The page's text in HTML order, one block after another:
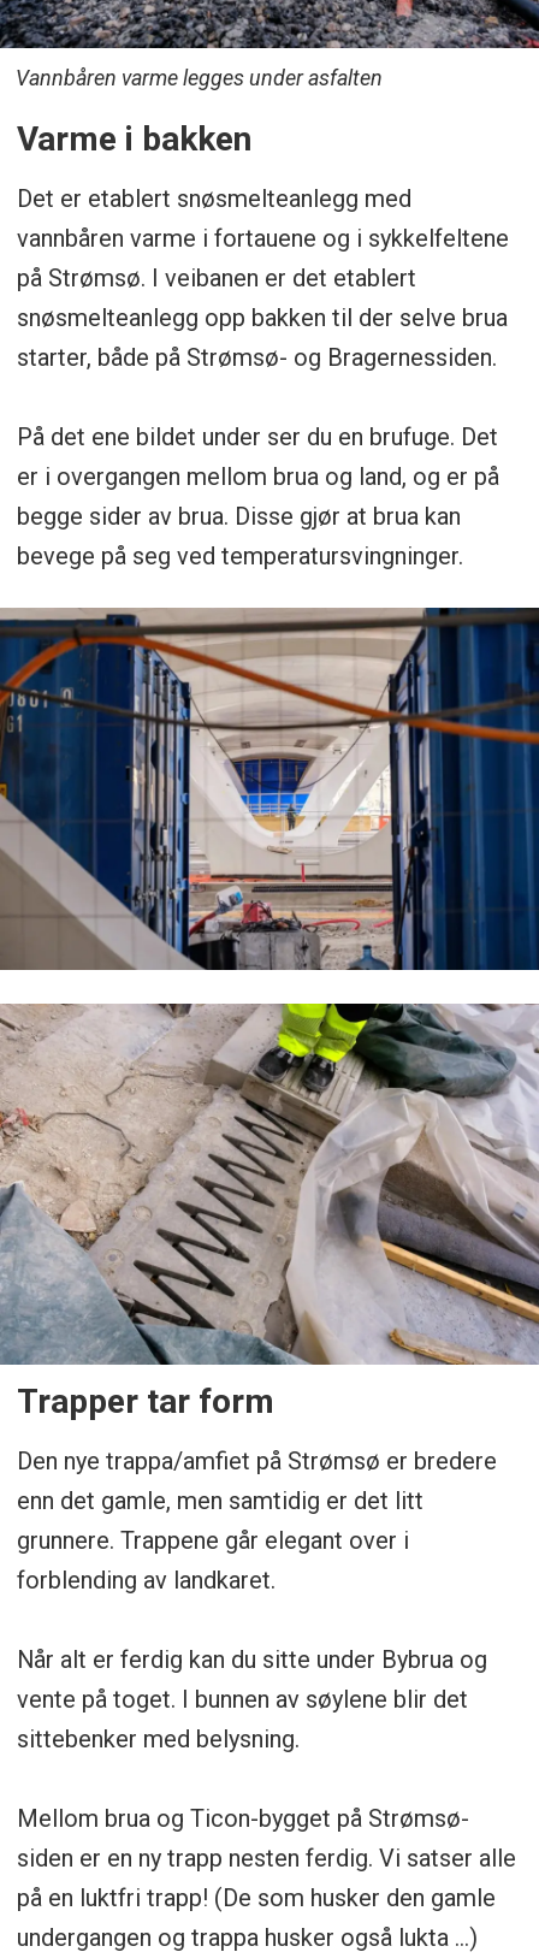
Vannbåren varme legges under asfalten
Varme i bakken
Det er etablert snøsmelteanlegg med
vannbåren varme i fortauene og i sykkelfeltene
på Strømsø. I veibanen er det etablert
snøsmelteanlegg opp bakken til der selve brua
starter, både på Strømsø- og Bragernessiden.
På det ene bildet under ser du en brufuge. Det
er i overgangen mellom brua og land, og er på
begge sider av brua. Disse gjør at brua kan
bevege på seg ved temperatursvingninger.
Trapper tar form
Den nye trappa/amfiet på Strømsø er bredere
enn det gamle, men samtidig er det litt
grunnere. Trappene går elegant over i
forblending av landkaret.
Når alt er ferdig kan du sitte under Bybrua og
vente på toget. I bunnen av søylene blir det
sittebenker med belysning.
Mellom brua og Ticon-bygget på Strømsø-
siden er en ny trapp nesten ferdig. Vi satser alle
på en luktfri trapp! (De som husker den gamle
undergangen og trappa husker også lukta …)